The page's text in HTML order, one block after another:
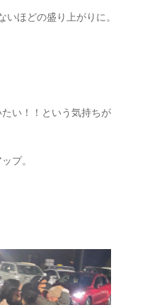
ほどの盛り上がりに。
い！！という気持ちが
プ。